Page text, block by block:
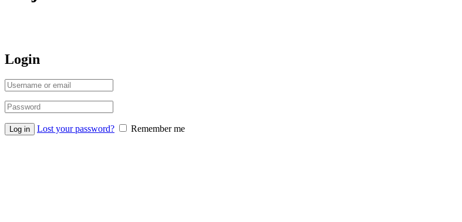
Login
Log in Lost your password? Remember me